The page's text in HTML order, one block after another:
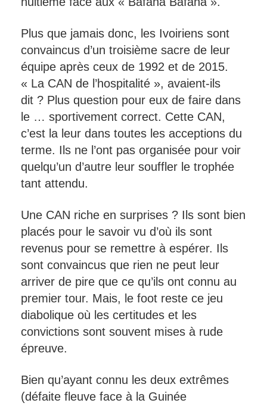
Plus que jamais donc, les Ivoiriens sont
convaincus d’un troisième sacre de leur
équipe après ceux de 1992 et de 2015.
« La CAN de l’hospitalité », avaient-ils
dit ? Plus question pour eux de faire dans
le … sportivement correct. Cette CAN,
c’est la leur dans toutes les acceptions du
terme. Ils ne l’ont pas organisée pour voir
quelqu’un d’autre leur souffler le trophée
tant attendu.
Une CAN riche en surprises ? Ils sont bien
placés pour le savoir vu d’où ils sont
revenus pour se remettre à espérer. Ils
sont convaincus que rien ne peut leur
arriver de pire que ce qu’ils ont connu au
premier tour. Mais, le foot reste ce jeu
diabolique où les certitudes et les
convictions sont souvent mises à rude
épreuve.
Bien qu’ayant connu les deux extrêmes
(défaite fleuve face à la Guinée